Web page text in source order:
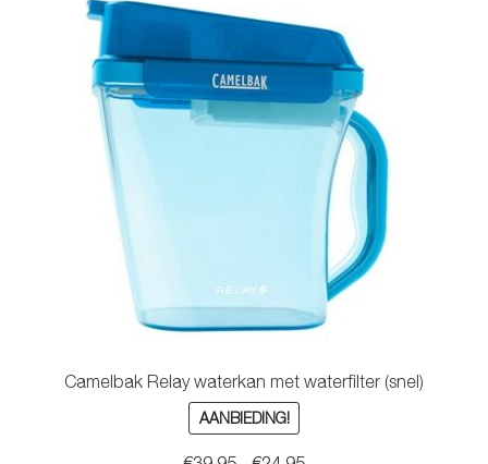
Camelbak Relay waterkan met waterfilter (snel)
AANBIEDING!